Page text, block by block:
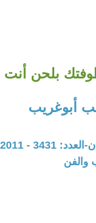
بلحن أنت
أبوغريب
/ 7 / 19 - 08:49
والفن